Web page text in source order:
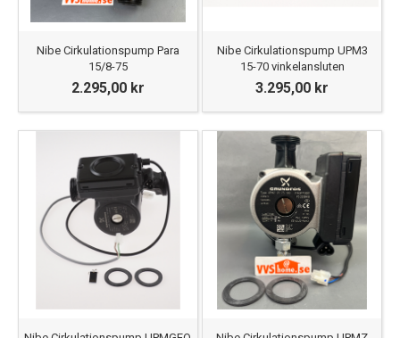
Nibe Cirkulationspump Para
15/8-75
2.295,00 kr
Nibe Cirkulationspump UPM3
15-70 vinkelansluten
3.295,00 kr